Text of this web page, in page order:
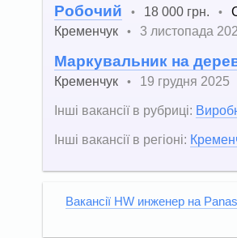
Робочий • 18 000 грн. •
Кременчук
• 3 листопада
Маркувальник на
Кременчук
•
19 грудня 2025
Інші вакансії в рубриці:
Інші вакансії в регіоні:
Вакансії HW инженер нa